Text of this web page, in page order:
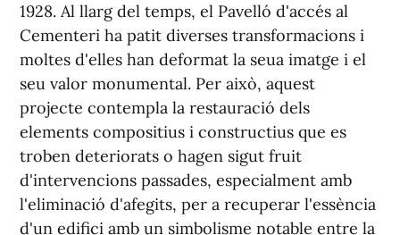
1928. Al llarg del temps, el Pavelló d'accés al
Cementeri ha patit diverses transformacions i
moltes d'elles han deformat la seua imatge i el
seu valor monumental. Per això, aquest
projecte contempla la restauració dels
elements compositius i constructius que es
troben deteriorats o hagen sigut fruit
d'intervencions passades, especialment amb
l'eliminació d'afegits, per a recuperar l'essència
d'un edifici amb un simbolisme notable entre la